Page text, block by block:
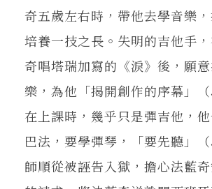
奇五歲左右時，帶他去學音樂，
培養一技之長。失明的吉他手
奇唱塔瑞加寫的《淚》後，願
樂，為他「揭開創作的序幕」
在上課時，幾乎只是彈吉他，
巴法，要學彈琴，「要先聽」
師順從被誣告入獄，擔心法藍